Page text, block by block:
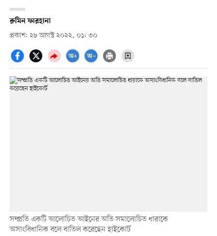
রুমিন ফারহানা
প্রকাশ: ২৮ আগস্ট ২০২২, ০১: ৩০
সম্প্রতি একটি আলোচিত আইনের অতি সমালোচিত ধারাকে
অসাংবিধানিক বলে বাতিল করেছেন হাইকোর্ট